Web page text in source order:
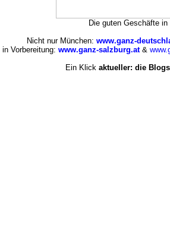
Die guten Geschäfte
Nicht nur München: www.ganz-
in Vorbereitung: www.ganz-salzburg.at&
Ein Klick aktueller: die Blogs